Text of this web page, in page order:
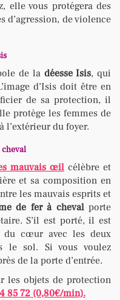
elle vous protégera des
d’agression, de violence
de la déesse Isis, qui
d’Isis doit être en
de sa protection, il
protège les femmes de
l’extérieur du foyer.
cheval
mauvais œilcélèbre et
et sa composition en
les mauvais esprits et
de fer à chevalporte
S’il est porté, il est
du cœur avec les deux
le sol. Si vous voulez
de la porte d’entrée.
les objets de protection
85 72 (0,80€/min).